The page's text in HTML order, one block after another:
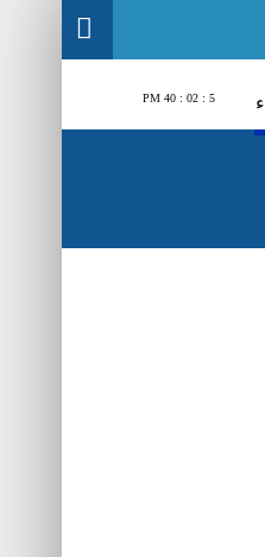
5 : 02 : 41 PM